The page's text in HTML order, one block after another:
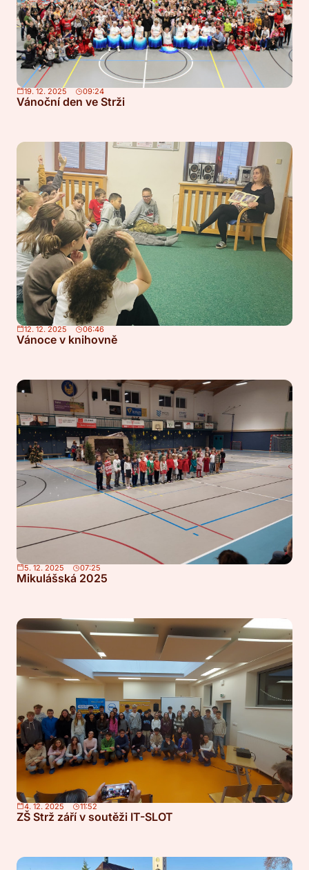
19. 12. 2025 09:24
Vánoční den ve Strži
12. 12. 2025 06:46
Vánoce v knihovně
5. 12. 2025 07:25
Mikulášská 2025
4. 12. 2025 11:52
ZŠ Strž září v soutěži IT-SLOT